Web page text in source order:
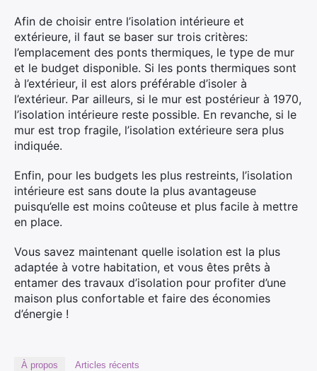
Afin de choisir entre l’isolation intérieure et
extérieure, il faut se baser sur trois critères:
l’emplacement des ponts thermiques, le type de mur
et le budget disponible. Si les ponts thermiques sont
à l’extérieur, il est alors préférable d’isoler à
l’extérieur. Par ailleurs, si le mur est postérieur à 1970,
l’isolation intérieure reste possible. En revanche, si le
mur est trop fragile, l’isolation extérieure sera plus
indiquée.
Enfin, pour les budgets les plus restreints, l’isolation
intérieure est sans doute la plus avantageuse
puisqu’elle est moins coûteuse et plus facile à mettre
en place.
Vous savez maintenant quelle isolation est la plus
adaptée à votre habitation, et vous êtes prêts à
entamer des travaux d’isolation pour profiter d’une
maison plus confortable et faire des économies
d’énergie !
À propos Articles récents